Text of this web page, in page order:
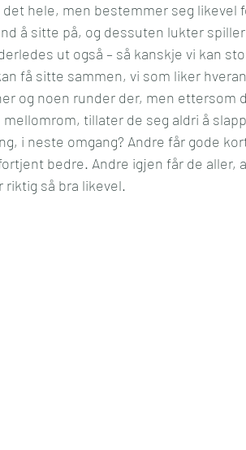
hele, men bestemmer seg likevel
å sitte på, og dessuten lukter
ut også – så kanskje vi kan
få sitte sammen, vi som liker
og noen runder der, men ettersom
tillater de seg aldri å
i neste omgang? Andre får gode
bedre. Andre igjen får de aller,
riktig så bra likevel.